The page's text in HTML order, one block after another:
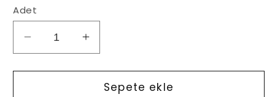
Adet
Labradorit
-
Aytaşı
Labradorit
-
Aytaşı
Asimetrik
Sepete ekle